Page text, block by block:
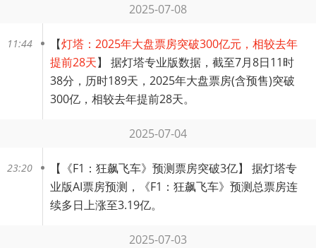
2025-07-08
11:44 【灯塔：2025年大盘票房突破300亿元，相较去年
提前28天】 据灯塔专业版数据，截至7月8日11时
38分，历时189天，2025年大盘票房(含预售)突破
300亿，相较去年提前28天。 ​​​
2025-07-04
23:20 【 《F1：狂飙飞车》预测票房突破3亿】 据灯塔专
业版AI票房预测，《F1：狂飙飞车》预测总票房连
续多日上涨至3.19亿。 ​​​
2025-07-03